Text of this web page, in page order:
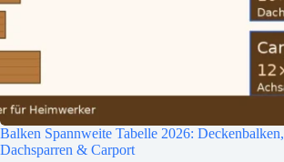
Balken Spannweite Tabelle 2026: Deckenbalken,
Dachsparren & Carport